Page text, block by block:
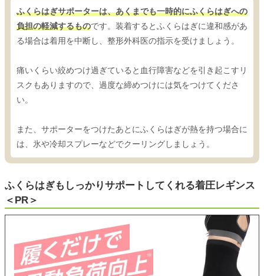
ふくらはぎサポーターは、あくまでも一時的にふくらはぎへの
負担の軽減するものです。装着するとふくらはぎに違和感があ
る場合は着用を中断し、整形外科医の指示を受けましょう。
痛いくらい絞めつけ過ぎていると血行障害などを引き起こすリ
スクもありますので、過度な締めつけには気をつけてくださ
い。
また、サポーターをつけたあとにふくらはぎが熱を持つ場合に
は、氷や冷却スプレーなどでクーリングしましょう。
ふくらはぎもしっかりサポートしてくれる着圧レギンス
＜PR＞